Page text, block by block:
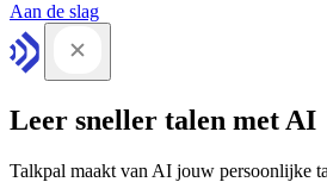
Aan de slag
Leer sneller talen met AI
Talkpal maakt van AI jouw persoonlijke